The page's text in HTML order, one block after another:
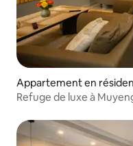
Appartement en
Refuge de luxe à